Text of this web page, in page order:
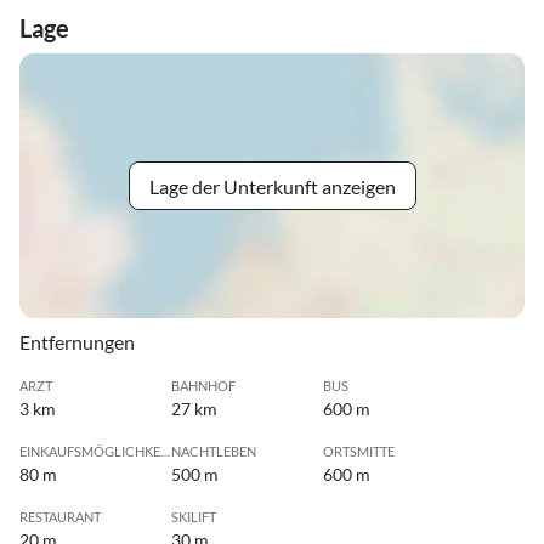
Lage
Lage der Unterkunft anzeigen
Entfernungen
ARZT
3 km
BAHNHOF
27 km
BUS
600 m
80 m
NACHTLEBEN
500 m
ORTSMITTE
600 m
RESTAURANT SKILIFT